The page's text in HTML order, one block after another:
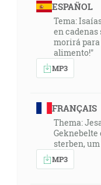
Takto hovorí
pýtajte sa po
cesta, a iďte po
06:00
chodníku. [Ž
Nebo a zem
[Mt 24:35]
ESPAÑOL
Tema:
en cadenas
morirá para
alimento!"
MP3
FRANÇAIS
Thema:
sterben,
MP3